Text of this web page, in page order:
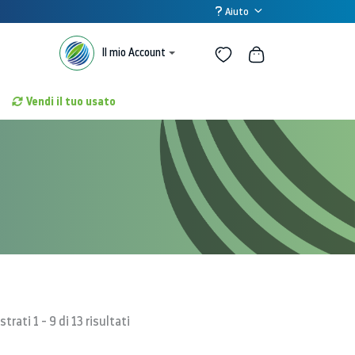
Aiuto
Il mio Account
Vendi il tuo usato
1 - 9 di 13 risultati